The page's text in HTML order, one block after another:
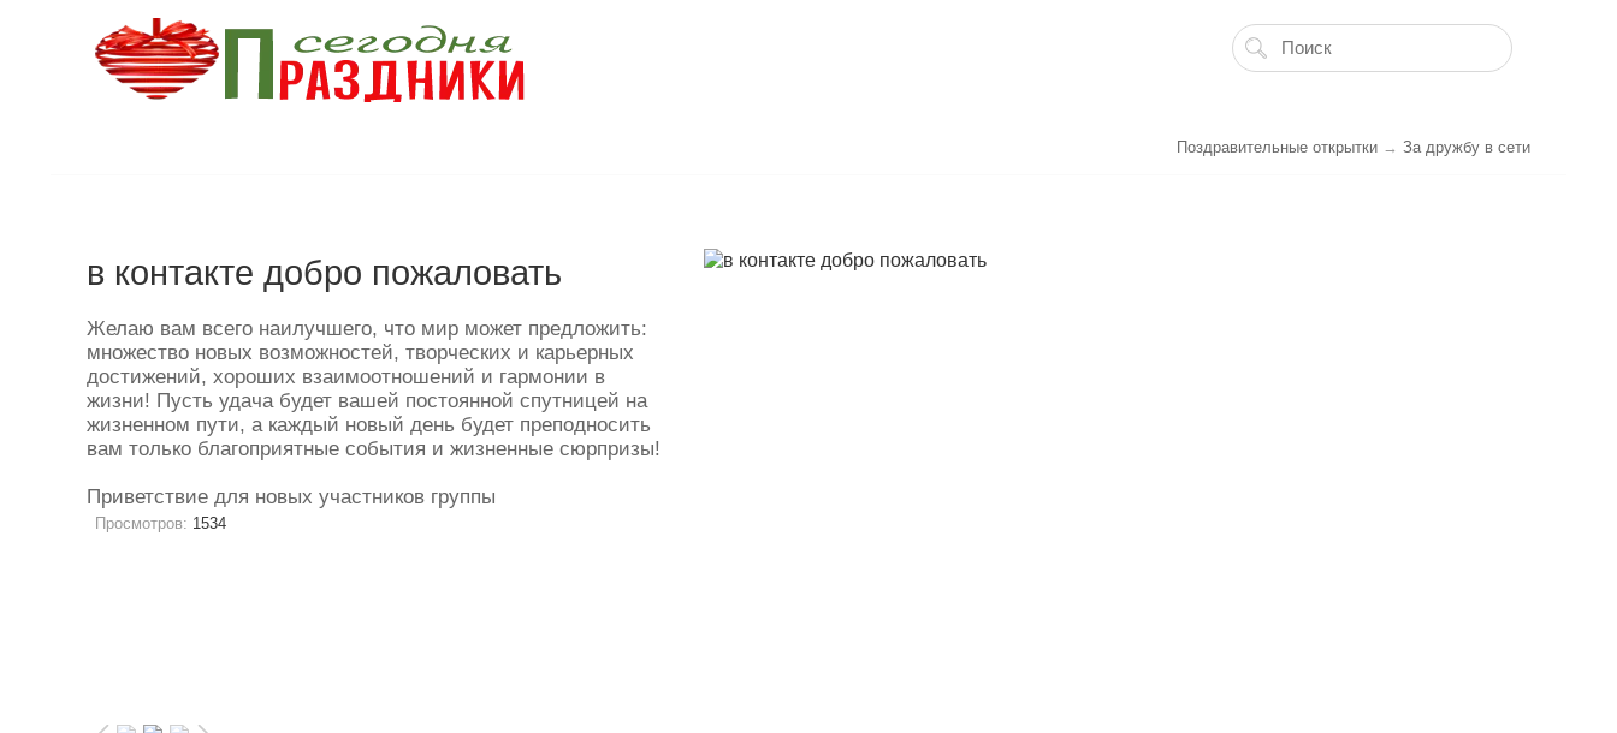
Поздравительные открытки → За дружбу в сети
в контакте добро пожаловать
Желаю вам всего наилучшего, что мир может предложить:
множество новых возможностей, творческих и карьерных
достижений, хороших взаимоотношений и гармонии в
жизни! Пусть удача будет вашей постоянной спутницей на
жизненном пути, а каждый новый день будет преподносить
вам только благоприятные события и жизненные сюрпризы!
Приветствие для новых участников группы
Просмотров: 1534